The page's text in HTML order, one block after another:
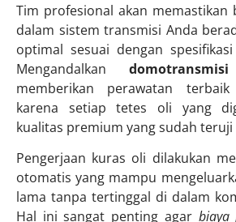
Tim profesional akan memastikan
dalam sistem transmisi Anda
optimal sesuai dengan
Mengandalkan domotransmisi
memberikan perawatan
karena setiap tetes oli yang
kualitas premium yang sudah teruji
Pengerjaan kuras oli dilakukan
otomatis yang mampu
lama tanpa tertinggal di dalam
Hal ini sangat penting agar biaya